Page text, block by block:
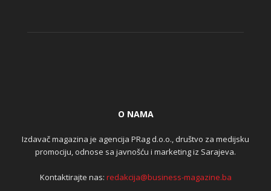
O NAMA
Izdavač magazina je agencija PRag d.o.o., društvo za medijsku
promociju, odnose sa javnošću i marketing iz Sarajeva.
Kontaktirajte nas: redakcija@business-magazine.ba